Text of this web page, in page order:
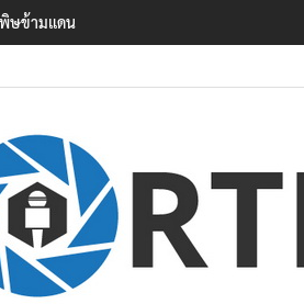
รอบความร่วมมือ 5 ปี